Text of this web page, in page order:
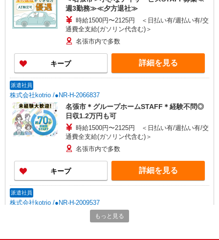
週3勤務≫≪夕方退社≫
時給1500円〜2125円 ＜日払い有/週払い有/交
通費全支給(ガソリン代含む)＞
名張市内で多数
キープ 詳細を見る
派遣社員
株式会社kotrio /●NR-H-2066837
名張市＊グループホームSTAFF＊経験不問◎
日収1.2万円も可
時給1500円〜2125円 ＜日払い有/週払い有/交
通費全支給(ガソリン代含む)＞
名張市内で多数
キープ 詳細を見る
派遣社員
株式会社kotrio /●NR-H-2009537
向かう先は、笑顔の待つ場所！デイサービスの
サポート＆送迎STAFF
もっと見る